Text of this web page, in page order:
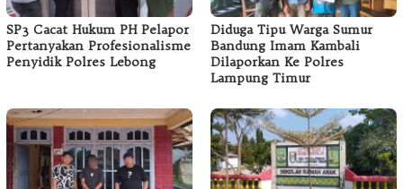
SP3 Cacat Hukum PH Pelapor
Pertanyakan Profesionalisme
Penyidik Polres Lebong
Diduga Tipu Warga Sumur
Bandung Imam Kambali
Dilaporkan Ke Polres
Lampung Timur